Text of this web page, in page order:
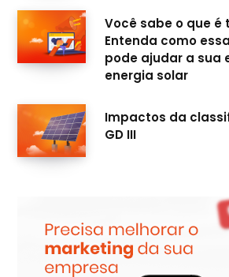
Você sabe o que é
Entenda como
pode ajudar a sua
energia solar
Impactos da
GD III